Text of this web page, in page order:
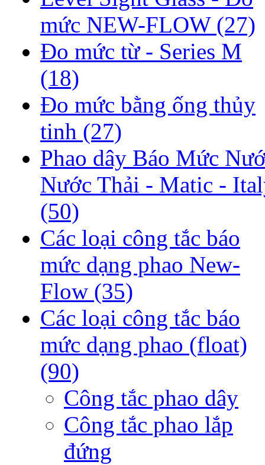
mức NEW-FLOW (27)
Đo mức từ - Series M
(18)
Đo mức bằng ống thủy
tinh (27)
Phao dây Báo Mức
Nước Thải - Matic -
(50)
Các loại công tắc báo
mức dạng phao New-
Flow (35)
Các loại công tắc báo
mức dạng phao (float)
(90)
Công tắc phao dây
Công tắc phao lắp
đứng